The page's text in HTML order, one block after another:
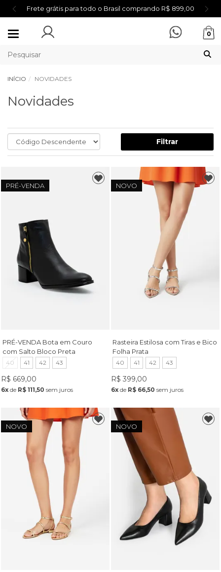
Frete grátis para todo o Brasil comprando R$ 899,00
Mudar
0
INÍCIO NOVIDADES
Novidades
Filtrar
PRÉ-VENDA
PRÉ-VENDA Bota em Couro
com Salto Bloco Preta
40 41 42 43
R$ 669,00
6xde R$ 111,50 sem juros
NOVO
Rasteira Estilosa com Tiras e Bico
Folha Prata
40 41 42 43
R$ 399,00
6x de R$ 66,50 sem juros
NOVO NOVO